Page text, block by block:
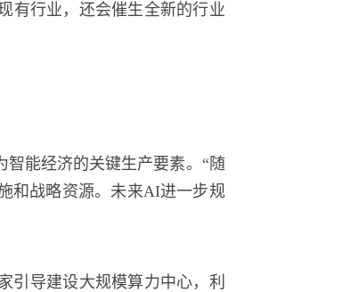
有行业，还会催生全新的行业
能经济的关键生产要素。“随
和战略资源。未来AI进一步规
引导建设大规模算力中心，利